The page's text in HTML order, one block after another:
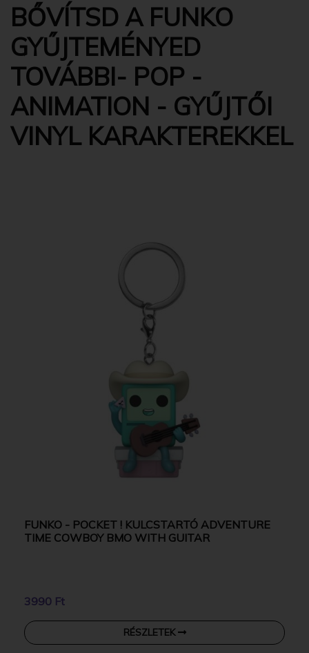
BŐVÍTSD A FUNKO
GYŰJTEMÉNYED
TOVÁBBI- POP -
ANIMATION - GYŰJTŐI
VINYL KARAKTEREKKEL
FUNKO - POCKET ! KULCSTARTÓ ADVENTURE
TIME COWBOY BMO WITH GUITAR
3990 Ft
RÉSZLETEK